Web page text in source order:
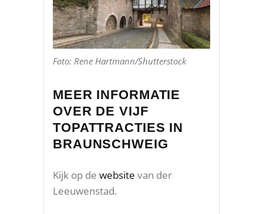
Foto: Rene Hartmann/Shutterstock
MEER INFORMATIE
OVER DE VIJF
TOPATTRACTIES IN
BRAUNSCHWEIG
Kijk op de website van der
Leeuwenstad.